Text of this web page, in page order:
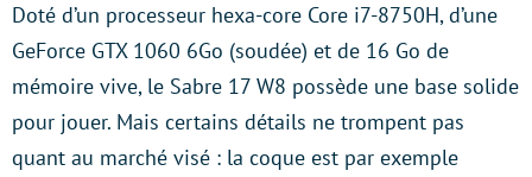
Doté d’un processeur hexa-core Core i7-8750H, d’une
GeForce GTX 1060 6Go (soudée) et de 16 Go de
mémoire vive, le Sabre 17 W8 possède une base solide
pour jouer. Mais certains détails ne trompent pas
quant au marché visé : la coque est par exemple